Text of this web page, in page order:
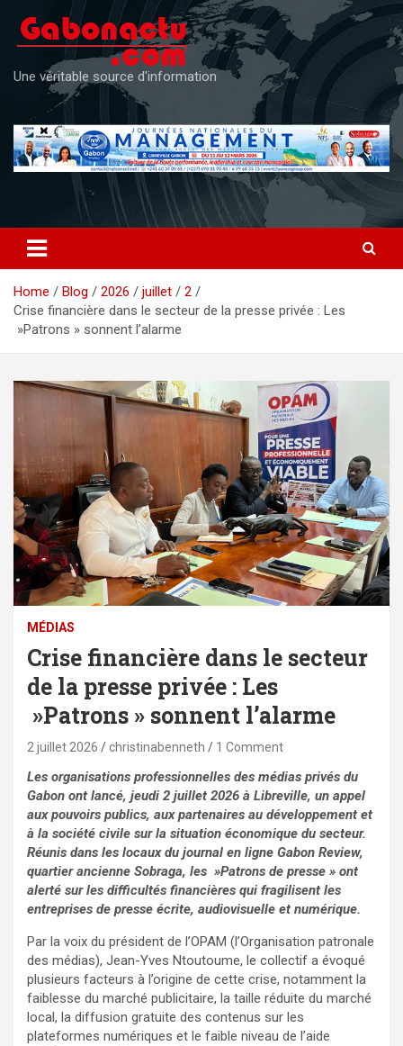
content
Une véritable source d'information
Home Blog 2026 juillet
2
Crise financière dans le secteur de la presse privée : Les
»Patrons » sonnent l’alarme
MÉDIAS
Crise financière dans le secteur
de la presse privée : Les
»Patrons » sonnent l’alarme
2 juillet 2026 christinabenneth 1 Comment
Les organisations professionnelles des médias privés du
Gabon ont lancé, jeudi 2 juillet 2026 à Libreville, un appel
aux pouvoirs publics, aux partenaires au développement et
à la société civile sur la situation économique du secteur.
Réunis dans les locaux du journal en ligne Gabon Review,
quartier ancienne Sobraga, les »Patrons de presse » ont
alerté sur les difficultés financières qui fragilisent les
entreprises de presse écrite, audiovisuelle et numérique.
Par la voix du président de l’OPAM (l’Organisation patronale
des médias), Jean-Yves Ntoutoume, le collectif a évoqué
plusieurs facteurs à l’origine de cette crise, notamment la
faiblesse du marché publicitaire, la taille réduite du marché
local, la diffusion gratuite des contenus sur les
plateformes numériques et le faible niveau de l’aide